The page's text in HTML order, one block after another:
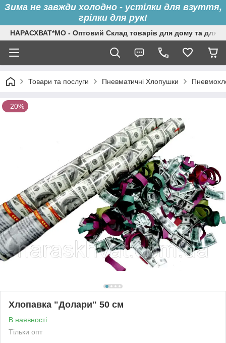
Зима не завжди холодно - устілки для взуття,
грілки для рук!
НАРАСХВАТ*МО - Оптовий Склад товарів для дому та для
Товари та послуги Пневматичні Хлопушки
–20%
Хлопавка "Долари" 50 см
В наявності
Тільки опт